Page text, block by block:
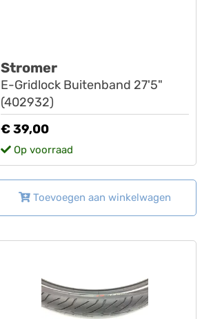
Stromer
E-Gridlock Buitenband 27'5"
(402932)
€ 39,00
Op voorraad
Toevoegen aan winkelwagen